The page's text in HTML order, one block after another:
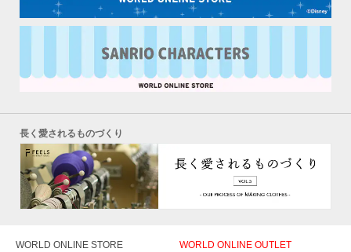
長く愛されるものづくり
WORLD ONLINE STORE WORLD ONLINE OUTLET